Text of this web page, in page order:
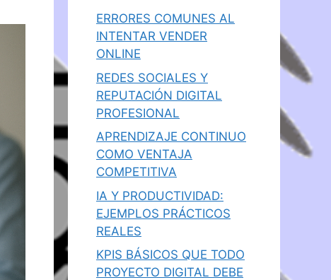
ERRORES COMUNES AL
INTENTAR VENDER
ONLINE
REDES SOCIALES Y
REPUTACIÓN DIGITAL
PROFESIONAL
APRENDIZAJE CONTINUO
COMO VENTAJA
COMPETITIVA
IA Y PRODUCTIVIDAD:
EJEMPLOS PRÁCTICOS
REALES
KPIS BÁSICOS QUE TODO
PROYECTO DIGITAL DEBE